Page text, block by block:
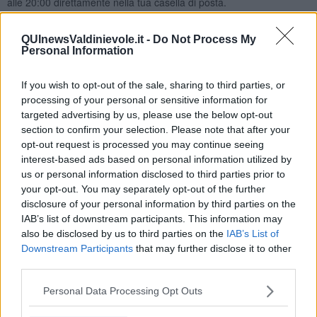
QUInewsValdinievole.it - Do Not Process My
Personal Information
If you wish to opt-out of the sale, sharing to third parties, or
processing of your personal or sensitive information for
targeted advertising by us, please use the below opt-out
section to confirm your selection. Please note that after your
opt-out request is processed you may continue seeing
interest-based ads based on personal information utilized by
us or personal information disclosed to third parties prior to
your opt-out. You may separately opt-out of the further
disclosure of your personal information by third parties on the
IAB’s list of downstream participants. This information may
also be disclosed by us to third parties on the IAB’s List of
Downstream Participants that may further disclose it to other
Personal Data Processing Opt Outs
Ti potrebbe interessare anche:
​Che “Odissea sia”
Scuola di vita e creatività
​La volontà di essere “primi”
Norme viticole e enologiche che miglioreranno la qualità
​I vini della Maremma si stanno arricchendo
Vino, il clima ci mette alle “corde”
Il terroir necessario per il vino del futuro
​Vino di uva di Malvasia Istriana: in Maremma usata poco
​Libreria antiquaria e il “vino scritto”
​Viticoltura e vini: il Manzoni che non ti aspetti
​Vin Santo e passito, ma erano chiamati anche vini-liquore
Il clima determina le scelte per la vitivinicoltura
Vini dell'Elba e Valdicornia, c'è rivalità?
​I vignaiolo democristano e il vignaiolo comunista